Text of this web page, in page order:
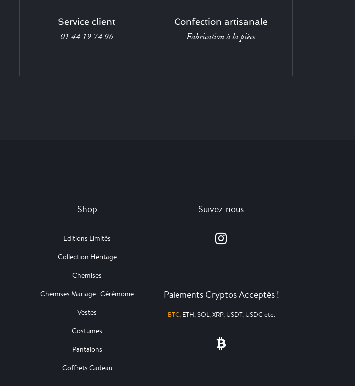
Service client
01 44 19 74 96
Confection artisanale
Fabrication à la pièce
Shop
Editions Limités
Collection Héritage
Chemises
Chemises Mariage | Cérémonie
Vestes
Costumes
Pantalons
Coffrets Cadeau
Suivez-nous
Paiements Cryptos Acceptés !
BTC, ETH, SOL, XRP, USDT, USDC etc.